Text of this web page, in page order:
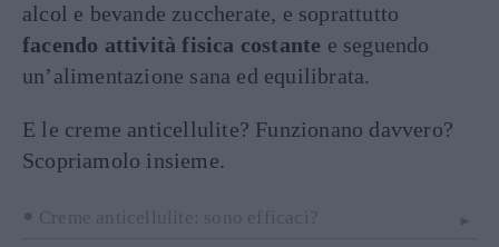
alcol e bevande zuccherate, e soprattutto
facendo attività fisica costante e seguendo
un’alimentazione sana ed equilibrata.
E le creme anticellulite? Funzionano davvero?
Scopriamolo insieme.
Creme anticellulite: sono efficaci?